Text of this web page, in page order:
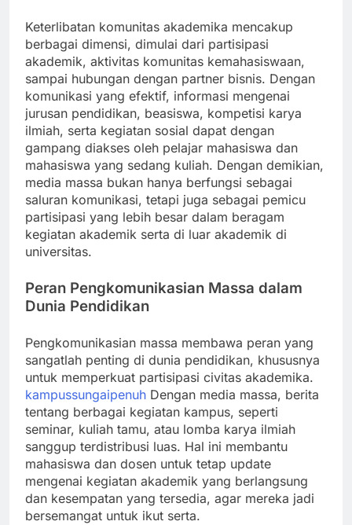
Keterlibatan komunitas akademika mencakup
berbagai dimensi, dimulai dari partisipasi
akademik, aktivitas komunitas kemahasiswaan,
sampai hubungan dengan partner bisnis. Dengan
komunikasi yang efektif, informasi mengenai
jurusan pendidikan, beasiswa, kompetisi karya
ilmiah, serta kegiatan sosial dapat dengan
gampang diakses oleh pelajar mahasiswa dan
mahasiswa yang sedang kuliah. Dengan demikian,
media massa bukan hanya berfungsi sebagai
saluran komunikasi, tetapi juga sebagai pemicu
partisipasi yang lebih besar dalam beragam
kegiatan akademik serta di luar akademik di
universitas.
Peran Pengkomunikasian Massa dalam
Dunia Pendidikan
Pengkomunikasian massa membawa peran yang
sangatlah penting di dunia pendidikan, khususnya
untuk memperkuat partisipasi civitas akademika.
kampussungaipenuh Dengan media massa, berita
tentang berbagai kegiatan kampus, seperti
seminar, kuliah tamu, atau lomba karya ilmiah
sanggup terdistribusi luas. Hal ini membantu
mahasiswa dan dosen untuk tetap update
mengenai kegiatan akademik yang berlangsung
dan kesempatan yang tersedia, agar mereka jadi
bersemangat untuk ikut serta.